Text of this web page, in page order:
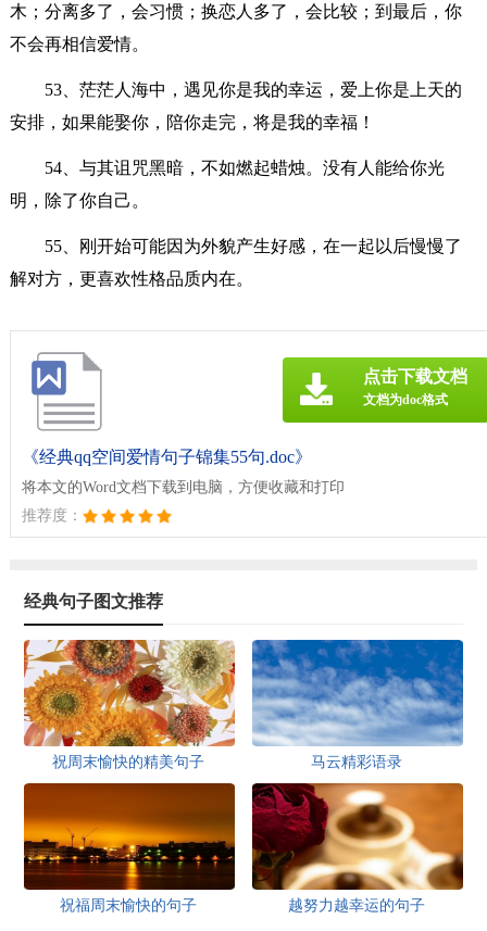
木；分离多了，会习惯；换恋人多了，会比较；到最后，你
不会再相信爱情。
53、茫茫人海中，遇见你是我的幸运，爱上你是上天的
安排，如果能娶你，陪你走完，将是我的幸福！
54、与其诅咒黑暗，不如燃起蜡烛。没有人能给你光
明，除了你自己。
55、刚开始可能因为外貌产生好感，在一起以后慢慢了
解对方，更喜欢性格品质内在。
《经典qq空间爱情句子锦集55句.doc》
将本文的Word文档下载到电脑，方便收藏和打印
推荐度：
点击下载文档
文档为doc格式
经典句子图文推荐
祝周末愉快的精美句子 马云精彩语录
祝福周末愉快的句子 越努力越幸运的句子